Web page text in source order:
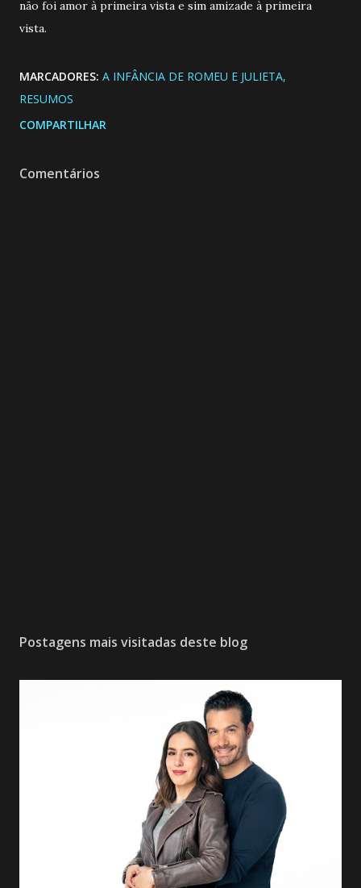
não foi amor à primeira vista e sim amizade à primeira
vista.
MARCADORES: A INFÂNCIA DE ROMEU E JULIETA
RESUMOS
COMPARTILHAR
Comentários
Postagens mais visitadas deste blog